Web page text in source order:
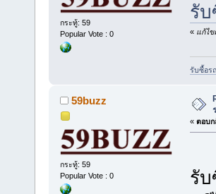
กระทู้: 59
Popular Vote : 0
รั
« แก้ไข
รับซื้อร
59buzz
กระทู้: 59
Popular Vote : 0
« ตอบก
รั